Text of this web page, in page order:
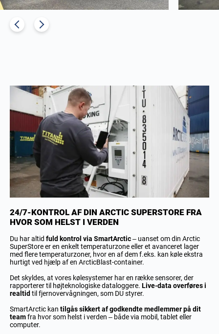
24/7-KONTROL AF DIN ARCTIC SUPERSTORE FRA
HVOR SOM HELST I VERDEN
Du har altid fuld kontrol via SmartArctic– uanset om din Arctic
SuperStore er en enkelt temperaturzone eller et avanceret lager
med flere temperaturzoner, hvor en af dem f.eks. kan køle ekstra
hurtigt ved hjælp af en ArcticBlast-container.
Det skyldes, at vores kølesystemer har en række sensorer, der
rapporterer til højteknologiske dataloggere. Live-data overføres i
realtid til fjernovervågningen, som DU styrer.
SmartArctic kan tilgås sikkert af godkendte medlemmer på dit
teamfra hvor som helst i verden – både via mobil, tablet eller
computer.